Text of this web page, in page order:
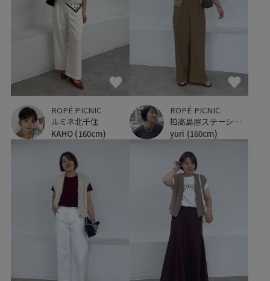
ROPÉ PICNIC
ルミネ北千住
KAHO (160cm)
ROPÉ PICNIC
柏高島屋ステーションモール
yuri (160cm)